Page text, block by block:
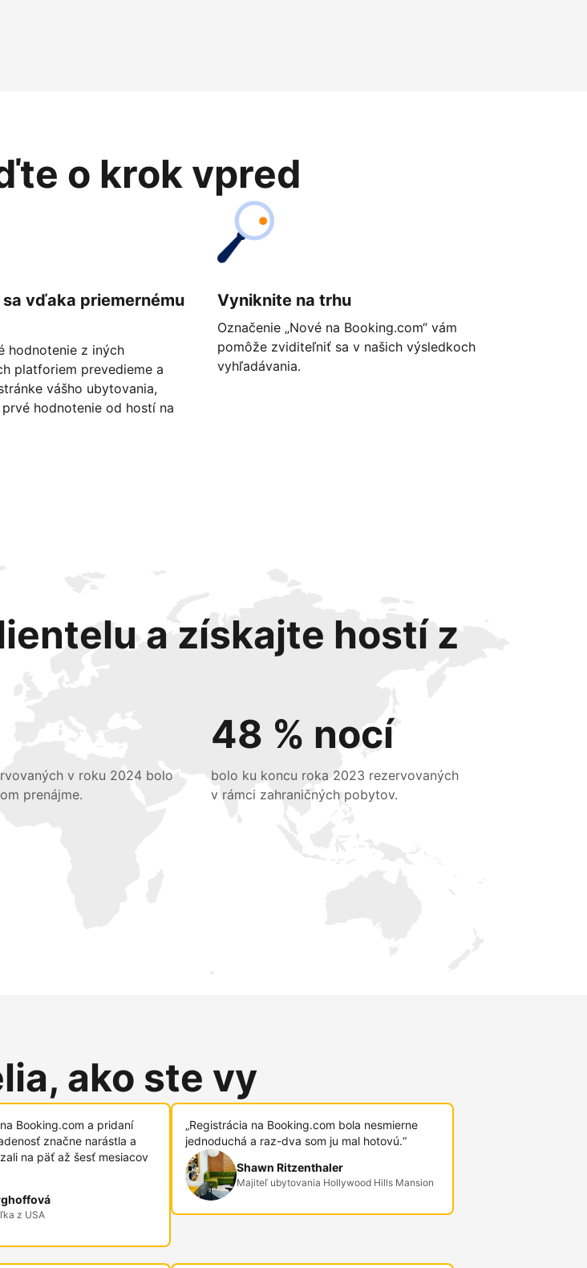
o krok vpred
sa vďaka priemernému
hodnotenie z iných
platforiem prevedieme a
vášho ubytovania,
hodnotenie od hostí na
Vyniknite na trhu
Označenie „Nové na Booking.com“ vám
pomôže zviditeľniť sa v našich výsledkoch
vyhľadávania.
a získajte hostí z
v roku 2024 bolo
prenájme.
48 % nocí
bolo ku koncu roka 2023 rezervovaných
v rámci zahraničných pobytov.
ako ste vy
Booking.com a pridaní
značne narástla a
na päť až šesť mesiacov
z USA
„Registrácia na Booking.com bola nesmierne
jednoduchá a raz-dva som ju mal hotovú.“
Shawn Ritzenthaler
Majiteľ ubytovania Hollywood Hills Mansion